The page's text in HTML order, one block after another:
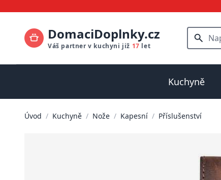
DomaciDoplnky.cz
Váš partner v kuchyni již 17 let
Kuchyně
Úvod / Kuchyně / Nože / Kapesní / Příslušenství